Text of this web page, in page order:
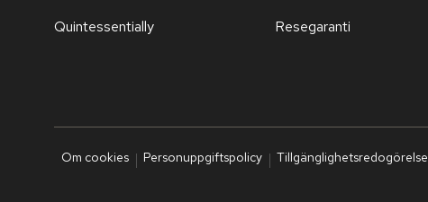
Quintessentially
Resegaranti
Om cookies Personuppgiftspolicy Tillgänglighetsredogörelse